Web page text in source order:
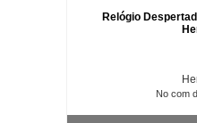
Relógio
No com